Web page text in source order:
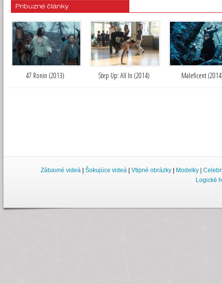
Príbuzné články
47 Ronin (2013) Step Up: All In (2014) Maleficent
Zábavné videá | Šokujúce videá | Vtipné obrázky | Modelky |
Logické